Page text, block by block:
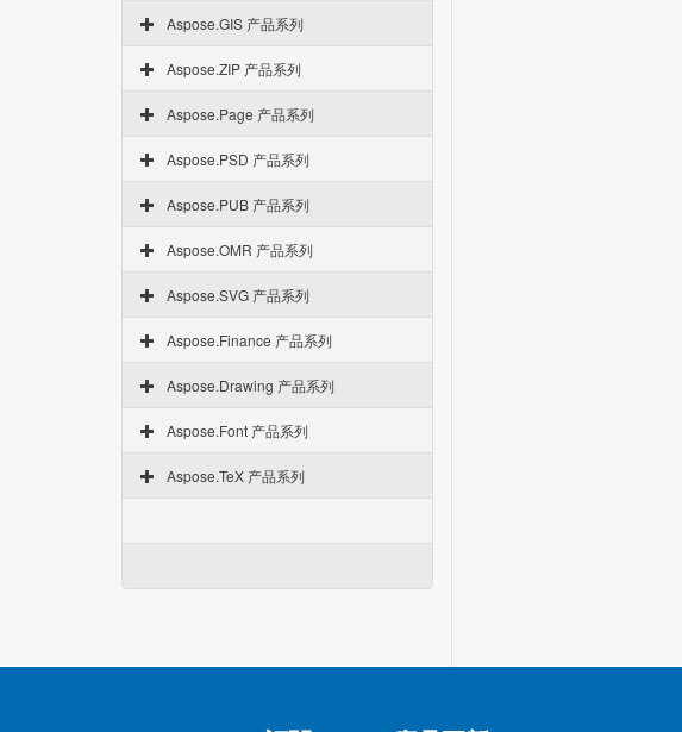
Aspose.GIS 产品系列
Aspose.ZIP 产品系列
Aspose.Page 产品系列
Aspose.PSD 产品系列
Aspose.PUB 产品系列
Aspose.OMR 产品系列
Aspose.SVG 产品系列
Aspose.Finance 产品系列
Aspose.Drawing 产品系列
Aspose.Font 产品系列
Aspose.TeX 产品系列